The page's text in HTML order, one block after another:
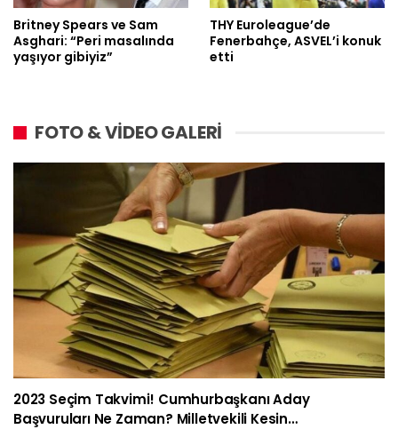
Britney Spears ve Sam
Asghari: “Peri masalında
yaşıyor gibiyiz”
THY Euroleague’de
Fenerbahçe, ASVEL’i konuk
etti
FOTO & VİDEO GALERİ
2023 Seçim Takvimi! Cumhurbaşkanı Aday
Başvuruları Ne Zaman? Milletvekili Kesin…